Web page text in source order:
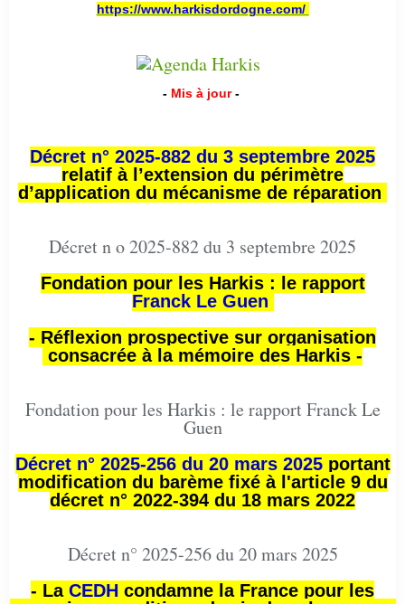
https://www.harkisdordogne.com/
- Mis à jour -
Décret n° 2025-882 du 3 septembre 2025
relatif à l’extension du périmètre
d’application du mécanisme de réparation
Décret n o 2025-882 du 3 septembre 2025
Fondation pour les Harkis : le rapport
Franck Le Guen
- Réflexion prospective sur organisation
consacrée à la mémoire des Harkis -
Fondation pour les Harkis : le rapport Franck Le
Guen
Décret n° 2025-256 du 20 mars 2025portant
modification du barème fixé à l'article 9 du
décret n° 2022-394 du 18 mars 2022
Décret n° 2025-256 du 20 mars 2025
- La CEDH condamne la France pour les